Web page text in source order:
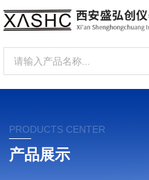
PRODUCTS CENTER
产品展示